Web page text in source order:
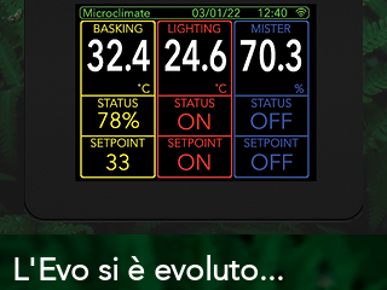
L'Evo si è evoluto...